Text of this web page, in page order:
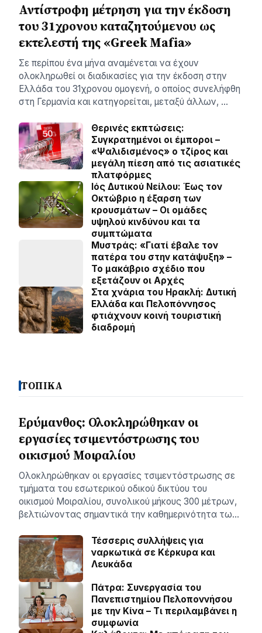
Αντίστροφη μέτρηση για την έκδοση
του 31χρονου καταζητούμενου ως
εκτελεστή της «Greek Mafia»
Σε περίπου ένα μήνα αναμένεται να έχουν
ολοκληρωθεί οι διαδικασίες για την έκδοση στην
Ελλάδα του 31χρονου ομογενή, ο οποίος συνελήφθη
στη Γερμανία και κατηγορείται, μεταξύ άλλων, …
Θερινές εκπτώσεις:
Συγκρατημένοι οι έμποροι –
«Ψαλιδισμένος» ο τζίρος και
μεγάλη πίεση από τις ασιατικές
πλατφόρμες
Ιός Δυτικού Νείλου: Έως τον
Οκτώβριο η έξαρση των
κρουσμάτων – Οι ομάδες
υψηλού κινδύνου και τα
συμπτώματα
Μυστράς: «Γιατί έβαλε τον
πατέρα του στην κατάψυξη» –
Το μακάβριο σχέδιο που
εξετάζουν οι Αρχές
Στα χνάρια του Ηρακλή: Δυτική
Ελλάδα και Πελοπόννησος
φτιάχνουν κοινή τουριστική
διαδρομή
ΤΟΠΙΚΑ
Ερύμανθος: Ολοκληρώθηκαν οι
εργασίες τσιμεντόστρωσης του
οικισμού Μοιραλίου
Ολοκληρώθηκαν οι εργασίες τσιμεντόστρωσης σε
τμήματα του εσωτερικού οδικού δικτύου του
οικισμού Μοιραλίου, συνολικού μήκους 300 μέτρων,
βελτιώνοντας σημαντικά την καθημερινότητα τω…
Τέσσερις συλλήψεις για
ναρκωτικά σε Κέρκυρα και
Λευκάδα
Πάτρα: Συνεργασία του
Πανεπιστημίου Πελοποννήσου
με την Κίνα – Τι περιλαμβάνει η
συμφωνία